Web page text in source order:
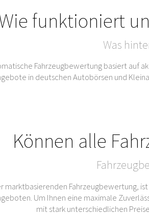
funktioniert
Was
Fahrzeugbewertung basiert auf
in deutschen Autobörsen und
Können alle
marktbasierenden Fahrzeugbewertung,
Um Ihnen eine maximale
mit stark unterschiedlichen